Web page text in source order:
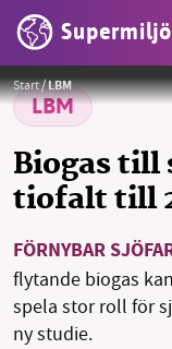
OM OSS
Sök
Start/LBM
LBM
Biogas
tiofalt till
FÖRNYBAR
flytande biogas
spela stor roll för
ny studie.